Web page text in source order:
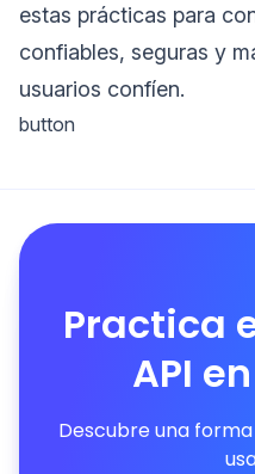
estas prácticas para
confiables, seguras y
usuarios confíen.
button
Practica
API
Descubre una